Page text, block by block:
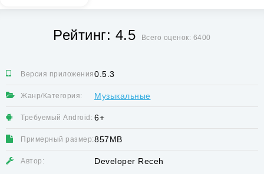
Рейтинг: 4.5 Всего оценок: 6400
Версия приложения:0.5.3
Жанр/Категория: Музыкальные
Требуемый Android: 6+
Примерный размер:857MB
Автор: Developer Receh